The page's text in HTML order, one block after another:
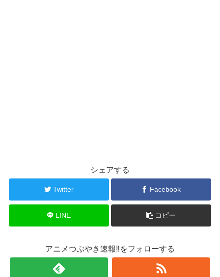
シェアする
Twitter Facebook
LINE コピー
アニメつぶやき速報‼をフォローする